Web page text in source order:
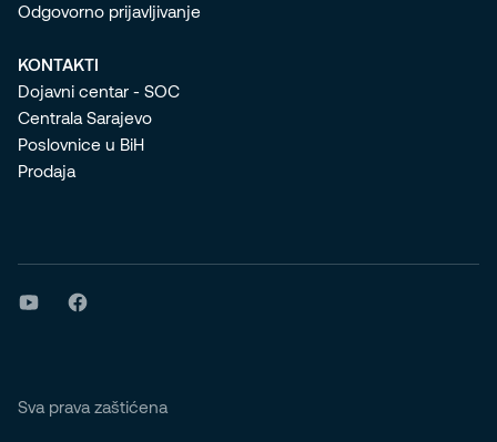
Odgovorno prijavljivanje
KONTAKTI
Dojavni centar - SOC
Centrala Sarajevo
Poslovnice u BiH
Prodaja
Sva prava zaštićena